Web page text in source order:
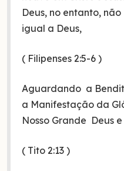
Deus, no entanto,
igual a Deus,
( Filipenses 2:5-6 )
Aguardando a
a Manifestação da
Nosso Grande Deus
( Tito 2:13 )